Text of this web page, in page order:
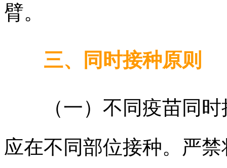
臂。
三、同时接种原则
（一）不同疫苗同时
应在不同部位接种。严